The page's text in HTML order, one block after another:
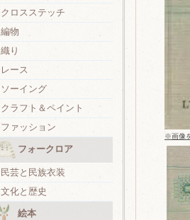
クロスステッチ
編物
織り
レース
ソーイング
クラフト＆ペイント
ファッション
フォークロア
民芸と民族衣装
文化と歴史
絵本
※画像